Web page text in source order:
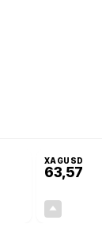
XAGUSD
63,57